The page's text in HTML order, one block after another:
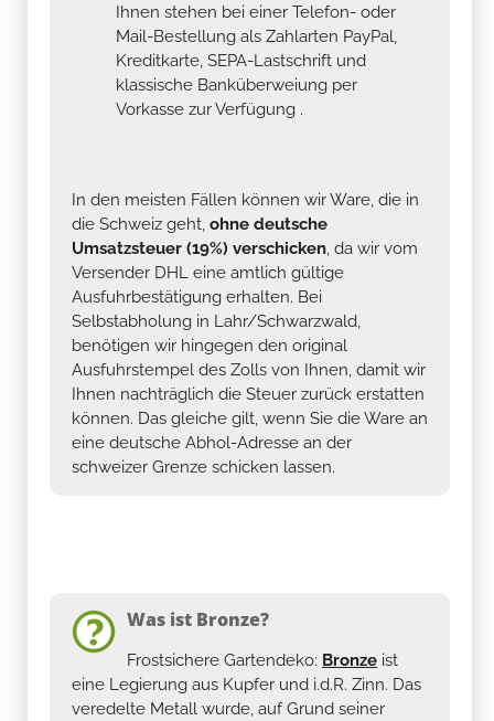
Ihnen stehen bei einer Telefon- oder
Mail-Bestellung als Zahlarten PayPal,
Kreditkarte, SEPA-Lastschrift und
klassische Banküberweiung per
Vorkasse zur Verfügung .
In den meisten Fällen können wir Ware, die in
die Schweiz geht, ohne deutsche
Umsatzsteuer (19%) verschicken, da wir vom
Versender DHL eine amtlich gültige
Ausfuhrbestätigung erhalten. Bei
Selbstabholung in Lahr/Schwarzwald,
benötigen wir hingegen den original
Ausfuhrstempel des Zolls von Ihnen, damit wir
Ihnen nachträglich die Steuer zurück erstatten
können. Das gleiche gilt, wenn Sie die Ware an
eine deutsche Abhol-Adresse an der
schweizer Grenze schicken lassen.
Was ist Bronze?
Frostsichere Gartendeko: Bronze ist
eine Legierung aus Kupfer und i.d.R. Zinn. Das
veredelte Metall wurde, auf Grund seiner